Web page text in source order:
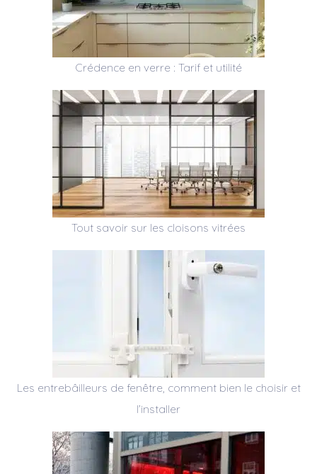
Crédence en verre : Tarif et utilité
Tout savoir sur les cloisons vitrées
Les entrebâilleurs de fenêtre, comment bien le choisir et
l’installer